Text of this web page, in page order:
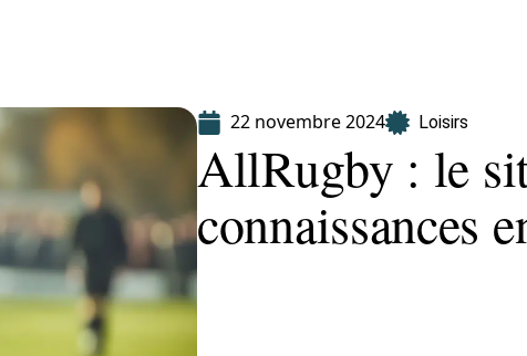
22 novembre 2024 Loisirs
AllRugby : le
connaissances